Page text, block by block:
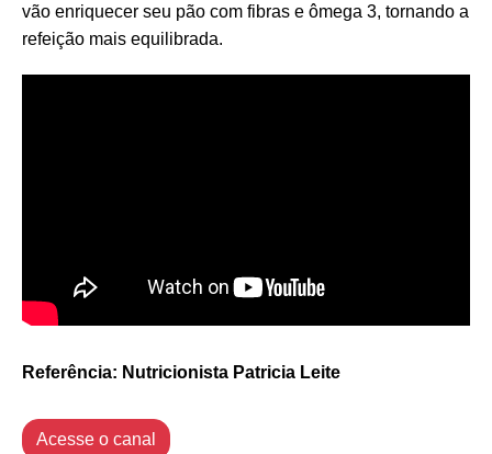
vão enriquecer seu pão com fibras e ômega 3, tornando a
refeição mais equilibrada.
Referência: Nutricionista Patricia Leite
Acesse o canal